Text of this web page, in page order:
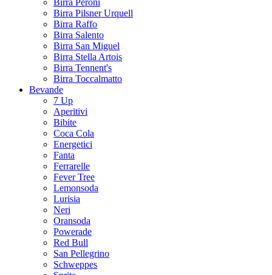
Birra Peroni
Birra Pilsner Urquell
Birra Raffo
Birra Salento
Birra San Miguel
Birra Stella Artois
Birra Tennent's
Birra Toccalmatto
Bevande
7 Up
Aperitivi
Bibite
Coca Cola
Energetici
Fanta
Ferrarelle
Fever Tree
Lemonsoda
Lurisia
Neri
Oransoda
Powerade
Red Bull
San Pellegrino
Schweppes